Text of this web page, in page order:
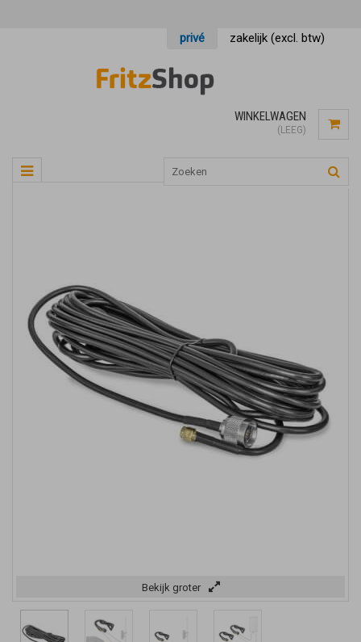
privé zakelijk (excl. btw)
WINKELWAGEN
(LEEG)
Bekijk groter